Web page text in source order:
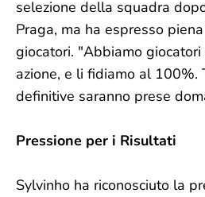
selezione della squadra
Praga, ma ha espresso
giocatori. "Abbiamo
azione, e li fidiamo al 100%.
definitive saranno prese
Pressione per i Risultati
Sylvinho ha riconosciuto la